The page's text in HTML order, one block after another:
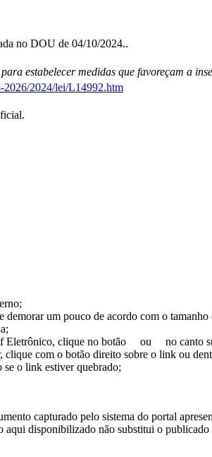
no DOU de 04/10/2024..
estabelecer medidas que favoreçam a
2024/lei/L14992.htm
um pouco de acordo com o
Eletrônico, clique no botão
ou
no canto
clique com o botão direito sobre o link ou
o link estiver quebrado;
capturado pelo sistema do portal
aqui disponibilizado não substitui o